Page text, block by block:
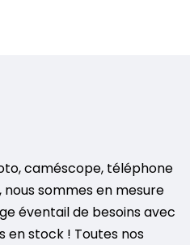
caméscope, téléphone
nous sommes en mesure
éventail de besoins avec
en stock ! Toutes nos